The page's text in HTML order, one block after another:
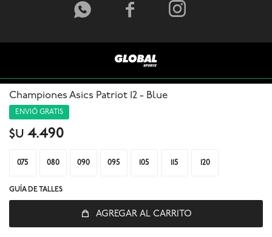
Championes Asics Patriot 12 - Blue
ENVIÓ GRATIS
$U 4.490
075 080 090 095 105 115 120
GUÍA DE TALLES
AGREGAR AL CARRITO
  
© Copyright 2026 / Global Sports